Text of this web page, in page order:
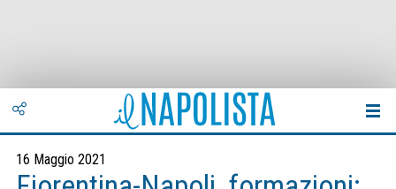
16 Maggio 2021